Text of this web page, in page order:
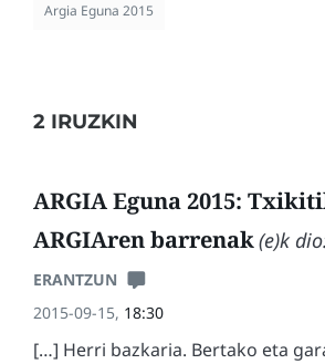
Argia Eguna 2015
2 IRUZKIN
ARGIA Eguna 2015:
ARGIAren barrenak(e)k
ERANTZUN
2015-09-15, 18:30
[…] Herri bazkaria. Bertako eta